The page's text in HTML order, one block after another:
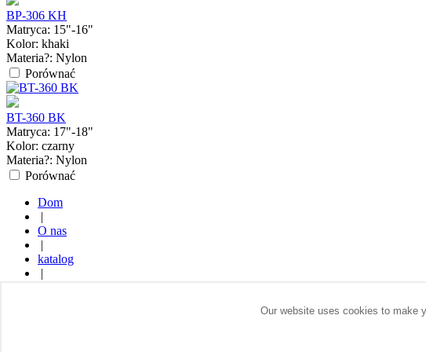
BP-306 KH
Matryca: 15"-16"
Kolor: khaki
Materia?: Nylon
Porównać
BT-360 BK
Matryca: 17"-18"
Kolor: czarny
Materia?: Nylon
Porównać
Dom
|
O nas
|
katalog
|
Our website uses cookies to make